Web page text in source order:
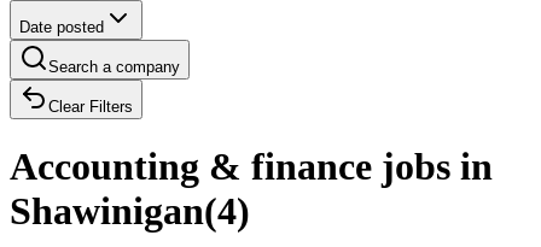
Date posted
Search a company
Clear Filters
Accounting & finance jobs in
Shawinigan(4)